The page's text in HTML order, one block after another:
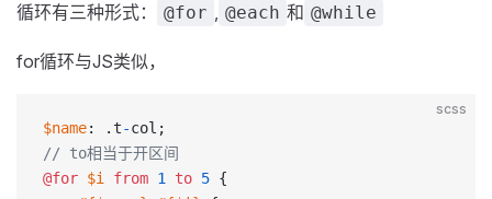
循环有三种形式： @for , @each 和 @while
for循环与JS类似，
scss
$name: .t-col;
// to相当于开区间
@for $i from 1 to 5 {